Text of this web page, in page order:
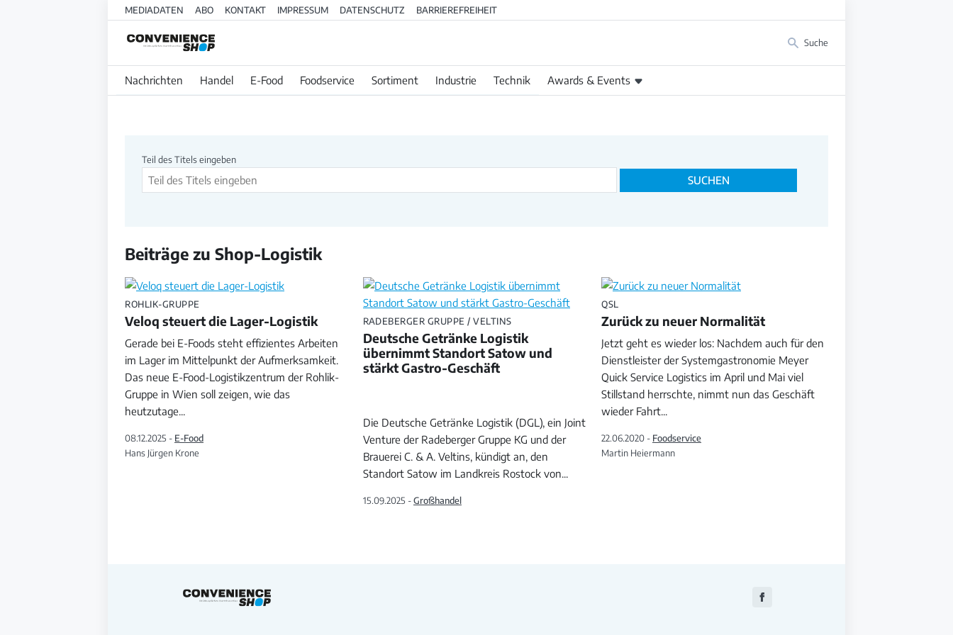
MEDIADATEN ABO KONTAKT IMPRESSUM DATENSCHUTZ BARRIEREFREIHEIT
Suche
Nachrichten Handel E-Food Foodservice Sortiment Industrie Technik Awards & Events
Beitragssuche
Teil des Titels eingeben
SUCHEN
Beiträge zu Shop-Logistik
ROHLIK-GRUPPE
Veloq steuert die Lager-Logistik
Gerade bei E-Foods steht effizientes Arbeiten
im Lager im Mittelpunkt der Aufmerksamkeit.
Das neue E-Food-Logistikzentrum der Rohlik-
Gruppe in Wien soll zeigen, wie das
heutzutage...
08.12.2025 - E-Food
Hans Jürgen Krone
RADEBERGER GRUPPE / VELTINS
Deutsche Getränke Logistik
übernimmt Standort Satow und
stärkt Gastro-Geschäft
Die Deutsche Getränke Logistik (DGL), ein Joint
Venture der Radeberger Gruppe KG und der
Brauerei C. & A. Veltins, kündigt an, den
Standort Satow im Landkreis Rostock von...
15.09.2025 -Großhandel
QSL
Zurück zu neuer Normalität
Jetzt geht es wieder los: Nachdem auch für den
Dienstleister der Systemgastronomie Meyer
Quick Service Logistics im April und Mai viel
Stillstand herrschte, nimmt nun das Geschäft
wieder Fahrt...
22.06.2020 - Foodservice
Martin Heiermann
Zu